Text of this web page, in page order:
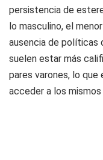
persistencia de
lo masculino, el
ausencia de políticas
suelen estar más
pares varones, lo que
acceder a los mismos